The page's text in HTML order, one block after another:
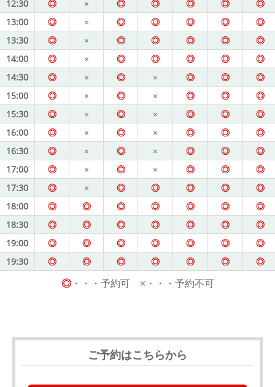
12:30
◎ × ◎ ◎ ◎ ◎
◎
13:00
◎ × ◎ ◎ ◎ ◎
◎
13:30
◎ × ◎ ◎ ◎ ◎
◎
14:00
◎ × ◎ ◎ ◎ ◎
◎
14:30
◎ × ◎ × ◎ ◎
◎
15:00
◎ × ◎ × ◎ ◎
◎
15:30
◎ × ◎ × ◎ ◎
◎
16:00
◎ × ◎ × ◎ ◎
◎
16:30
◎ × ◎ × ◎ ◎
◎
17:00
◎ × ◎ × ◎ ◎
◎
17:30
◎ × ◎ ◎ ◎ ◎
◎
18:00
◎ ◎ ◎ ◎ ◎ ◎
◎
18:30
◎ ◎ ◎ ◎ ◎ ◎
◎
19:00
◎ ◎ ◎ ◎ ◎ ◎
◎
19:30
◎ ◎ ◎ ◎ ◎ ◎ ◎
◎・・・予約可 ×・・・予約不可
ご予約はこちらから